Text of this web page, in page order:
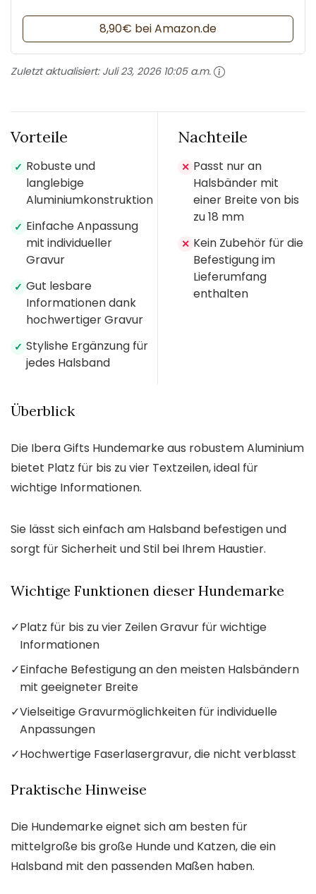
8,90€ bei Amazon.de
Zuletzt aktualisiert: Juli 23, 2026 10:05 a.m.
Vorteile
✓ Robuste und
langlebige
Aluminiumkonstruktion
✓ Einfache Anpassung
mit individueller
Gravur
✓ Gut lesbare
Informationen dank
hochwertiger Gravur
✓ Stylishe Ergänzung für
jedes Halsband
Nachteile
✕ Passt nur an
Halsbänder mit
einer Breite von bis
zu 18 mm
✕ Kein Zubehör für die
Befestigung im
Lieferumfang
enthalten
Überblick
Die Ibera Gifts Hundemarke aus robustem Aluminium
bietet Platz für bis zu vier Textzeilen, ideal für
wichtige Informationen.
Sie lässt sich einfach am Halsband befestigen und
sorgt für Sicherheit und Stil bei Ihrem Haustier.
Wichtige Funktionen dieser Hundemarke
✓Platz für bis zu vier Zeilen Gravur für wichtige
Informationen
✓Einfache Befestigung an den meisten Halsbändern
mit geeigneter Breite
✓Vielseitige Gravurmöglichkeiten für individuelle
Anpassungen
✓Hochwertige Faserlasergravur, die nicht verblasst
Praktische Hinweise
Die Hundemarke eignet sich am besten für
mittelgroße bis große Hunde und Katzen, die ein
Halsband mit den passenden Maßen haben.